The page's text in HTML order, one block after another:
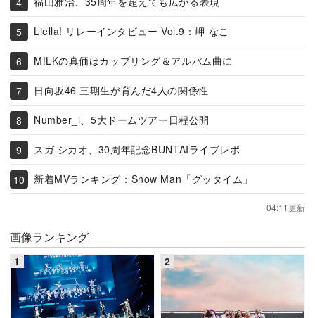
Liella! リレーインタビュー Vol.9：岬 なこ
M!LKの真価はカップリング＆アルバム曲に
日向坂46 三期生が育んだ4人の関係性
Number_i、5大ドームツアー日程公開
スガ シカオ、30周年記念BUNTAIライブレポ
新着MVランキング：Snow Man「グッタイム」
04:11更新
画像ランキング